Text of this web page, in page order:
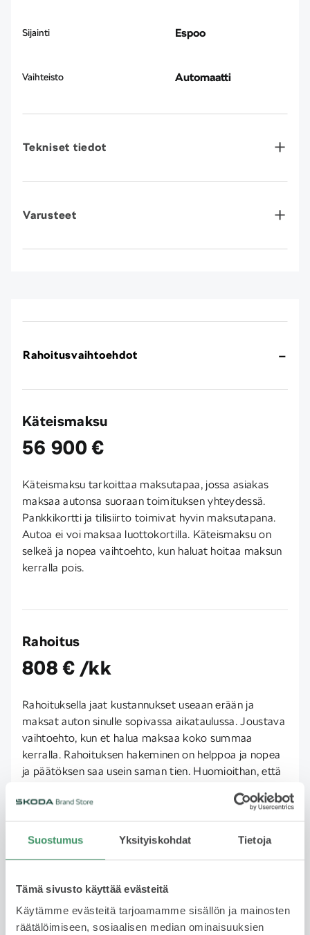
Suostumus Yksityiskohdat Tietoja
Tämä sivusto käyttää evästeitä
Käytämme evästeitä tarjoamamme sisällön ja mainosten
räätälöimiseen, sosiaalisen median ominaisuuksien
Sijainti Espoo
Vaihteisto Automaatti
Tekniset tiedot
Varusteet
Rahoitusvaihtoehdot
Käteismaksu
56 900 €
Käteismaksu tarkoittaa maksutapaa, jossa asiakas
maksaa autonsa suoraan toimituksen yhteydessä.
Pankkikortti ja tilisiirto toimivat hyvin maksutapana.
Autoa ei voi maksaa luottokortilla. Käteismaksu on
selkeä ja nopea vaihtoehto, kun haluat hoitaa maksun
kerralla pois.
Rahoitus
808 € /kk
Rahoituksella jaat kustannukset useaan erään ja
maksat auton sinulle sopivassa aikataulussa. Joustava
vaihtoehto, kun et halua maksaa koko summaa
kerralla. Rahoituksen hakeminen on helppoa ja nopea
ja päätöksen saa usein saman tien. Huomioithan, että
Kysy saatavuudesta